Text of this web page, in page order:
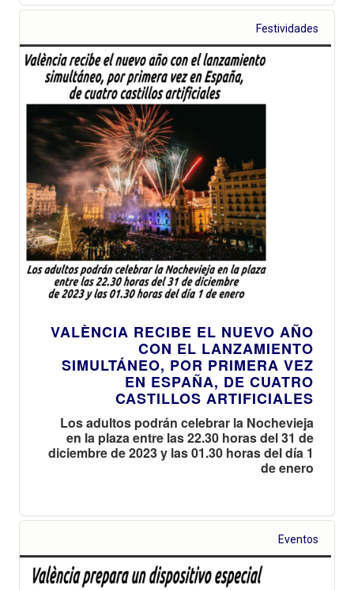
Festividades
VALÈNCIA RECIBE EL NUEVO AÑO
CON EL LANZAMIENTO
SIMULTÁNEO, POR PRIMERA VEZ
EN ESPAÑA, DE CUATRO
CASTILLOS ARTIFICIALES
Los adultos podrán celebrar la Nochevieja
en la plaza entre las 22.30 horas del 31 de
diciembre de 2023 y las 01.30 horas del día 1
de enero
Eventos